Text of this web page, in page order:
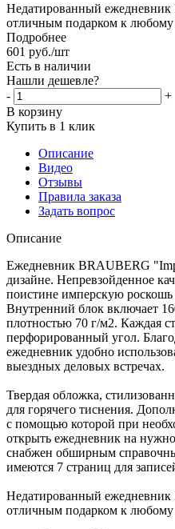
Недатированный
отличным подарком к любому
Подробнее
601 руб./шт
Есть в наличии
Нашли дешевле?
-
+
В корзину
Купить в 1 клик
Описание
Видео
Отзывы
Правила заказа
Задать вопрос
Описание
Ежедневник BRAUBERG
дизайне. Непревзойденное
поистине имперскую роскошь
Внутренний блок включает
плотностью 70 г/м2. Каждая
перфорированный угол.
ежедневник удобно
выездных деловых встречах.
Твердая обложка,
для горячего тиснения.
с помощью которой при
открыть ежедневник на
снабжен обширным
имеются 7 страниц для
Недатированный
отличным подарком к любому